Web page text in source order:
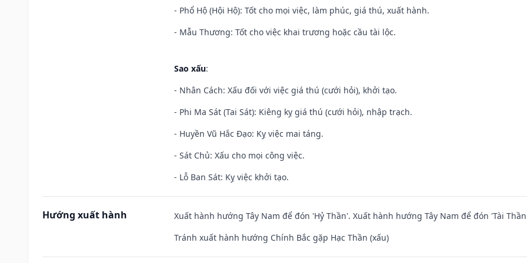
- Phổ Hộ (Hội Hộ): Tốt cho mọi việc, làm phúc, giá thú, xuất hành.
- Mẫu Thương: Tốt cho việc khai trương hoặc cầu tài lộc.
Sao xấu:
- Nhân Cách: Xấu đối với việc giá thú (cưới hỏi), khởi tạo.
- Phi Ma Sát (Tai Sát): Kiêng kỵ giá thú (cưới hỏi), nhập trạch.
- Huyền Vũ Hắc Đạo: Kỵ việc mai táng.
- Sát Chủ: Xấu cho mọi công việc.
- Lỗ Ban Sát: Kỵ việc khởi tạo.
Hướng xuất hành
Xuất hành hướng Tây Nam để đón 'Hỷ Thần'. Xuất hành hướng Tây Nam để đón 'Tài
Tránh xuất hành hướng Chính Bắc gặp Hạc Thần (xấu)